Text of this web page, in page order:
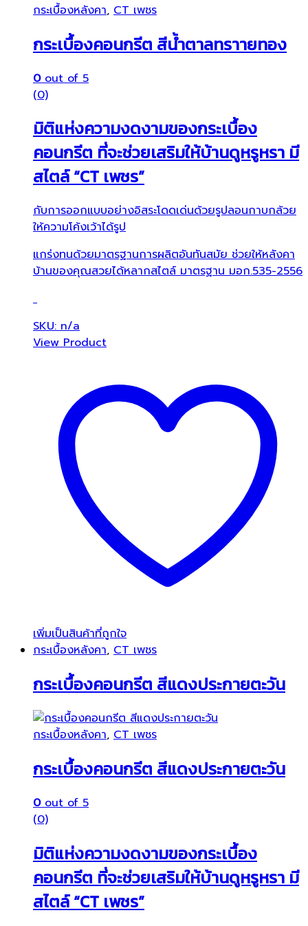
กระเบื้องหลังคา, CT เพชร
กระเบื้องคอนกรีต สีน้ำตาลทราายทอง
0out of 5
(0)
มิติแห่งความงดงามของกระเบื้อง
คอนกรีต ที่จะช่วยเสริมให้บ้านดูหรูหรา มี
สไตล์ “CT เพชร”
กับการออกแบบอย่างอิสระโดดเด่นด้วยรูปลอนกาบกล้วย
ให้ความโค้งเว้าได้รูป
แกร่งทนด้วยมาตรฐานการผลิตอันทันสมัย ช่วยให้หลังคา
บ้านของคุณสวยได้หลากสไตล์ มาตรฐาน มอก.535-2556
SKU: n/a
View Product
เพิ่มเป็นสินค้าที่ถูกใจ
กระเบื้องหลังคา, CT เพชร
กระเบื้องคอนกรีต สีแดงประกายตะวัน
กระเบื้องหลังคา, CT เพชร
กระเบื้องคอนกรีต สีแดงประกายตะวัน
0out of 5
(0)
มิติแห่งความงดงามของกระเบื้อง
คอนกรีต ที่จะช่วยเสริมให้บ้านดูหรูหรา มี
สไตล์ “CT เพชร”